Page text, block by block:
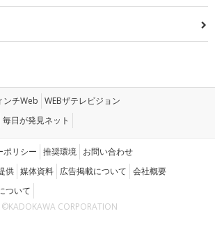
ンチWeb WEBザテレビジョン
毎日が発見ネット
ポリシー 推奨環境 お問い合わせ
供 媒体資料 広告掲載について 会社概要
ついて
©KADOKAWA CORPORATION